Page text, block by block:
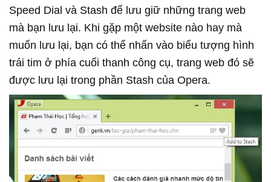
Speed Dial và Stash để lưu giữ những trang web
mà bạn lưu lại. Khi gặp một website nào hay mà
muốn lưu lại, bạn có thể nhấn vào biểu tượng hình
trái tim ở phía cuối thanh công cụ, trang web đó sẽ
được lưu lại trong phần Stash của Opera.